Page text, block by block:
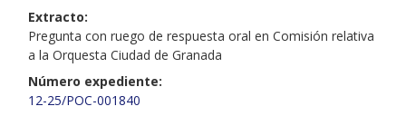
Extracto:
Pregunta con ruego de respuesta oral en Comisión relativa
a la Orquesta Ciudad de Granada
Número expediente:
12-25/POC-001840